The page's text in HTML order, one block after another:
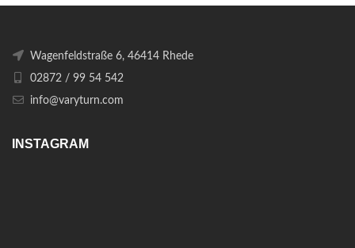
Wagenfeldstraße 6, 46414 Rhede
02872 / 99 54 542
info@varyturn.com
INSTAGRAM